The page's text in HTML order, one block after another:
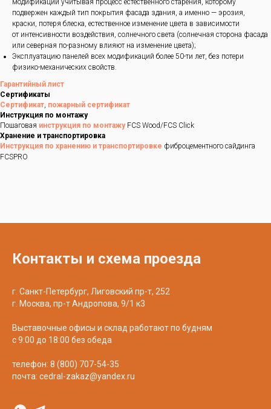
модификаций учитывая процесс естественного старения, которому
подвержен каждый тип покрытия фасада здания, а именно — эрозия,
краски, потеря блеска, естественное изменение цвета в зависимости
от интенсивности воздействия, солнечного света (солнечная сторона фасада
или северная по-разному влияют на изменение цвета);
Эксплуатацию панелей всех модификаций более 50-ти лет, без потери
физико-механических свойств.
Гарантийный лист
Сертификаты
Сертификат, пожарный сертификат
Инструкция по монтажу
Пошаговая инструкция по монтажуFCS Wood/FCS Click
Хранение и транспортировка
Инструкция по хранению и транспортировке фиброцементного сайдинга
FCSPRO
Контакты и схема проезда
г. Санкт-Петербург, Лиговский пр-т, 252
г. Москва, пр-т Андропова, 9/1 к3
Выставочные офисы и склад работают по будням
с 9:00 до 18:00 без обеда
телефон: 8 (800) 707-54-35
почта: cedral-zakaz@yandex.ru